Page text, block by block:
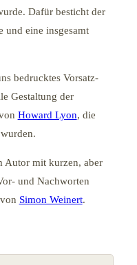
Dafür besticht der
eine insgesamt
bedrucktes Vorsatz-
Gestaltung der
Howard Lyon, die
Autor mit kurzen, aber
und Nachworten
Simon Weinert.